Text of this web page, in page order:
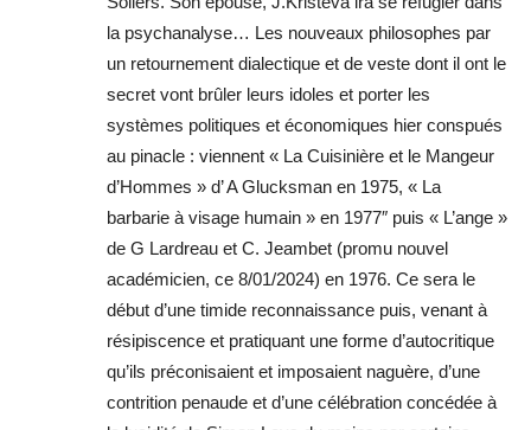
la psychanalyse… Les nouveaux philosophes par
un retournement dialectique et de veste dont il ont le
secret vont brûler leurs idoles et porter les
systèmes politiques et économiques hier conspués
au pinacle : viennent « La Cuisinière et le Mangeur
d’Hommes » d’ A Glucksman en 1975, « La
barbarie à visage humain » en 1977″ puis « L’ange »
de G Lardreau et C. Jeambet (promu nouvel
académicien, ce 8/01/2024) en 1976. Ce sera le
début d’une timide reconnaissance puis, venant à
résipiscence et pratiquant une forme d’autocritique
qu’ils préconisaient et imposaient naguère, d’une
contrition penaude et d’une célébration concédée à